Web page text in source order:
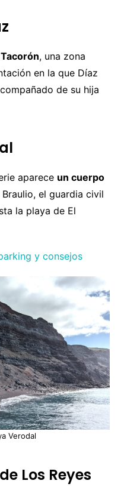
, una zona
en la que Díaz
de su hija
aparece un cuerpo
Braulio, el guardia civil
la playa de El
y consejos
Verodal
Los Reyes